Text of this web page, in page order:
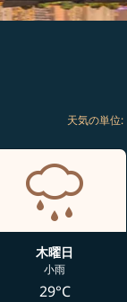
天気の単位:
木曜日
小雨
29°C